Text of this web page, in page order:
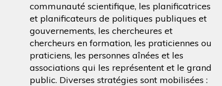
communauté scientifique, les planificatrices
et planificateurs de politiques publiques et
gouvernements, les chercheures et
chercheurs en formation, les praticiennes ou
praticiens, les personnes aînées et les
associations qui les représentent et le grand
public. Diverses stratégies sont mobilisées :